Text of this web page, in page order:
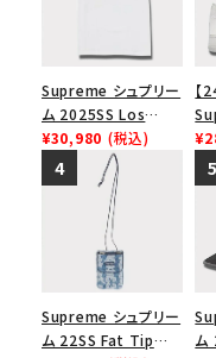
Supreme シュプリー
ム 2025SS Los
Angeles Fire Relief
Box Logo Tee ファ
イヤーリリーフボック
スロゴTシャツ ホワ
¥30,980 (税込)
【
ー
Supreme シュプリー
ム 22SS Fat Tip
ム